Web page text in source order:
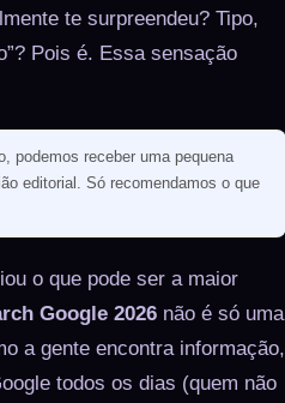
te surpreendeu? Tipo,
Pois é. Essa sensação
podemos receber uma pequena
editorial. Só recomendamos o que
o que pode ser a maior
Google 2026 não é só uma
a gente encontra informação,
todos os dias (quem não